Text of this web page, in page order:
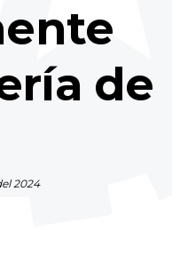
de
2024